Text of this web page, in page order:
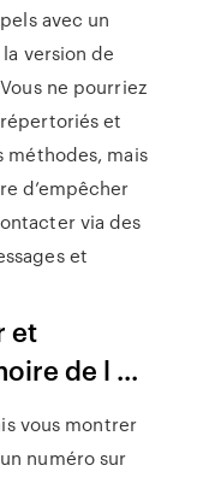
avec un
version de
ne pourriez
et
méthodes, mais
d’empêcher
via des
et
et
de l ...
vous montrer
numéro sur